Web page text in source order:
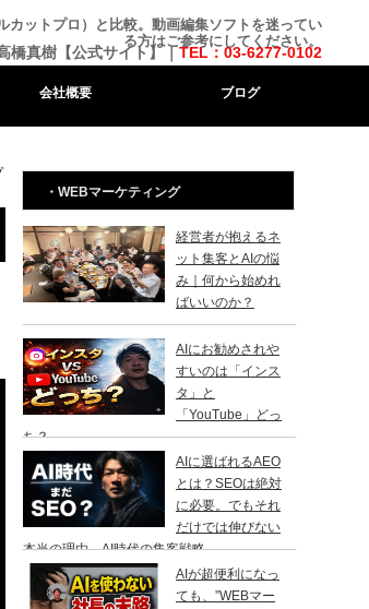
ットプロ）と比較。動画編集ソフトを迷ってい
る方はご参考にしてください。
橋真樹【公式サイト】｜TEL：03-6277-0102
会社概要 ブログ
・WEBマーケティング
経営者が抱えるネ
ット集客とAIの悩
み｜何から始めれ
ばいいのか？
AIにお勧めされや
すいのは「インス
タ」と
「YouTube」どっ
ち？
AIに選ばれるAEO
とは？SEOは絶対
に必要。でもそれ
だけでは伸びない
本当の理由、AI時代の集客戦略
AIが超便利になっ
ても、”WEBマー